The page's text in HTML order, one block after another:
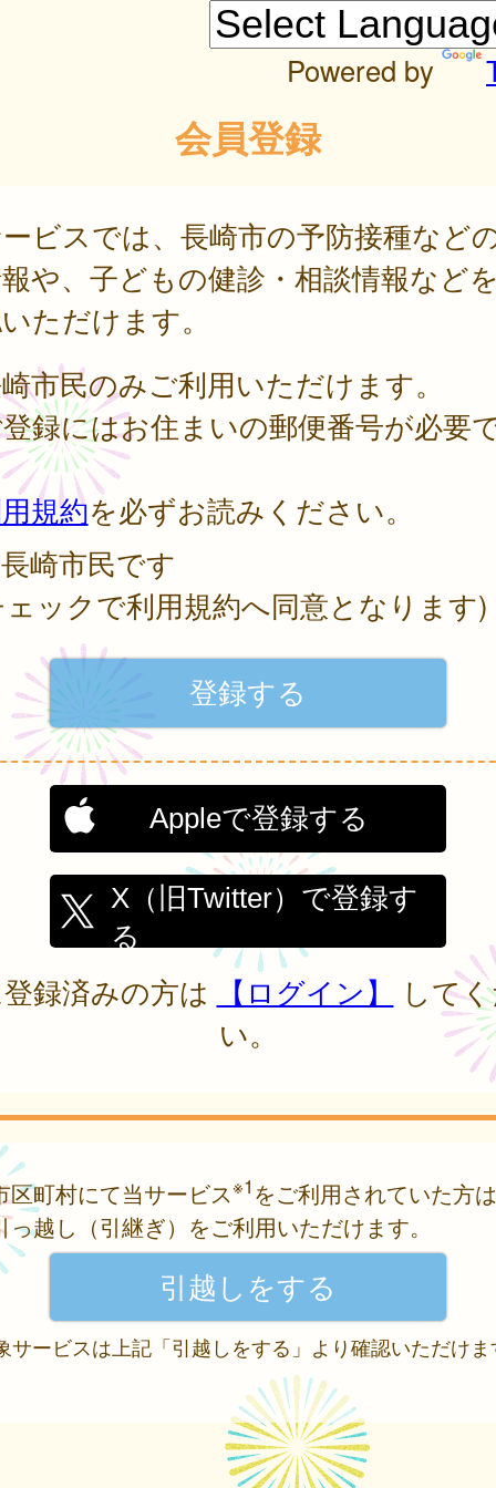
Powered by
会員登録
ビスでは、長崎市の予防接種など
や、子どもの健診・相談情報など
ただけます。
崎市民のみご利用いただけます。
登録にはお住まいの郵便番号が必要
規約を必ずお読みください。
崎市民です
ックで利用規約へ同意となります)
Appleで登録する
X（旧Twitter）で登録す
る
録済みの方は 【ログイン】
して
い。
区町村にて当サービス※1 をご利用されていた方
っ越し（引継ぎ）をご利用いただけます。
サービスは上記「引越しをする」より確認いただけま